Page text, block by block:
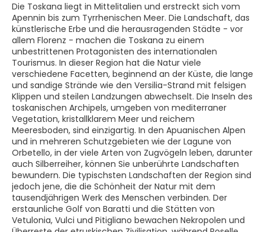
Die Toskana liegt in Mittelitalien und erstreckt sich vom
Apennin bis zum Tyrrhenischen Meer. Die Landschaft, das
künstlerische Erbe und die herausragenden Städte - vor
allem Florenz - machen die Toskana zu einem
unbestrittenen Protagonisten des internationalen
Tourismus. In dieser Region hat die Natur viele
verschiedene Facetten, beginnend an der Küste, die lange
und sandige Strände wie den Versilia-Strand mit felsigen
Klippen und steilen Landzungen abwechselt. Die Inseln des
toskanischen Archipels, umgeben von mediterraner
Vegetation, kristallklarem Meer und reichem
Meeresboden, sind einzigartig. In den Apuanischen Alpen
und in mehreren Schutzgebieten wie der Lagune von
Orbetello, in der viele Arten von Zugvögeln leben, darunter
auch Silberreiher, können Sie unberührte Landschaften
bewundern. Die typischsten Landschaften der Region sind
jedoch jene, die die Schönheit der Natur mit dem
tausendjährigen Werk des Menschen verbinden. Der
erstaunliche Golf von Baratti und die Stätten von
Vetulonia, Vulci und Pitigliano bewachen Nekropolen und